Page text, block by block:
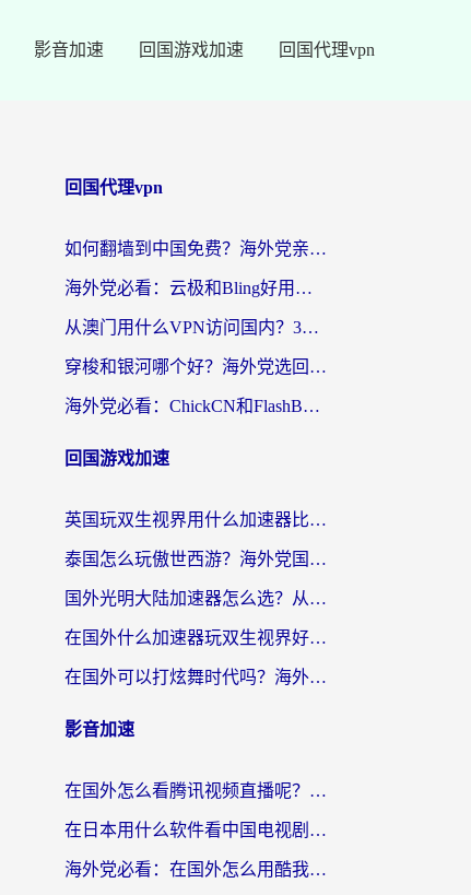
影音加速 回国游戏加速 回国代理vpn
回国代理vpn
如何翻墙到中国免费？海外党亲测：从踩坑到选对加速器的全攻略
海外党必看：云极和Bling好用吗？3分钟教你选对回国加速器
从澳门用什么VPN访问国内？3个实用标准帮你避开坑，无缝刷剧听歌
穿梭和银河哪个好？海外党选回国加速器的避坑指南，附番茄加速器实测体验
海外党必看：ChickCN和FlashBack好用吗？3招教你选对回国加速器（附云极、HomeCN、斧牛vs艾果对比）
回国游戏加速
英国玩双生视界用什么加速器比较好？海外党亲测有效的国服游戏加速方案
泰国怎么玩傲世西游？海外党国服游戏加速终极攻略（附光明大陆量子特攻实测）
国外光明大陆加速器怎么选？从卡顿到丝滑的终极指南（含德国玩走开外星人墨西哥玩俄罗斯方块技巧）
在国外什么加速器玩双生视界好用？海外党亲测不踩坑的终极指南
在国外可以打炫舞时代吗？海外玩家国服游戏加速全攻略（附实测推荐）
影音加速
在国外怎么看腾讯视频直播呢？留学生亲测有效的回国加速指南
在日本用什么软件看中国电视剧呢？留学生亲测有效的回国加速方案
海外党必看：在国外怎么用酷我音乐听音乐？告别“地区不支持”的实用指南